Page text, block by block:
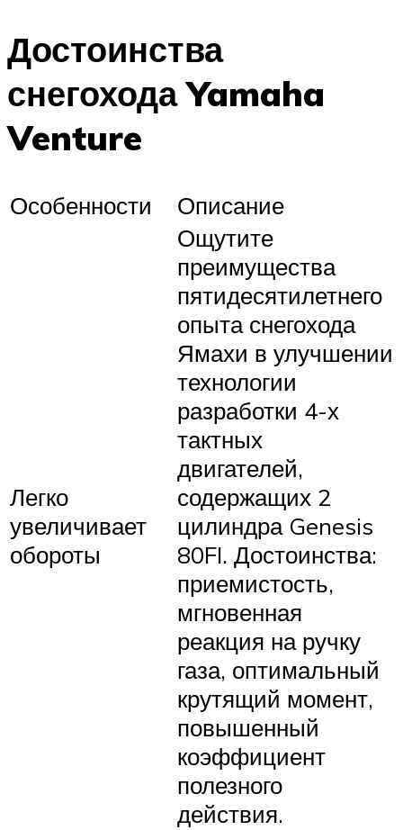
Достоинства
снегохода Yamaha
Venture
Особенности Описание
Легко
увеличивает
обороты
Ощутите
преимущества
пятидесятилетнего
опыта снегохода
Ямахи в улучшении
технологии
разработки 4-х
тактных
двигателей,
содержащих 2
цилиндра Genesis
80FI. Достоинства:
приемистость,
мгновенная
реакция на ручку
газа, оптимальный
крутящий момент,
повышенный
коэффициент
полезного
действия.